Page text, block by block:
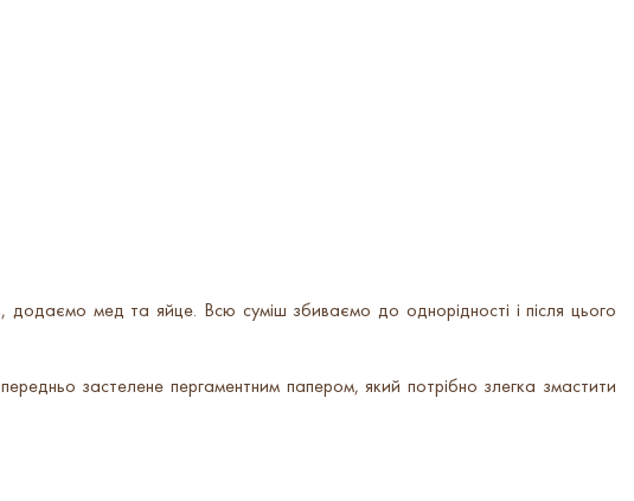
мед та яйце. Всю суміш збиваємо до однорідності і після цього
застелене пергаментним папером, який потрібно злегка змастити